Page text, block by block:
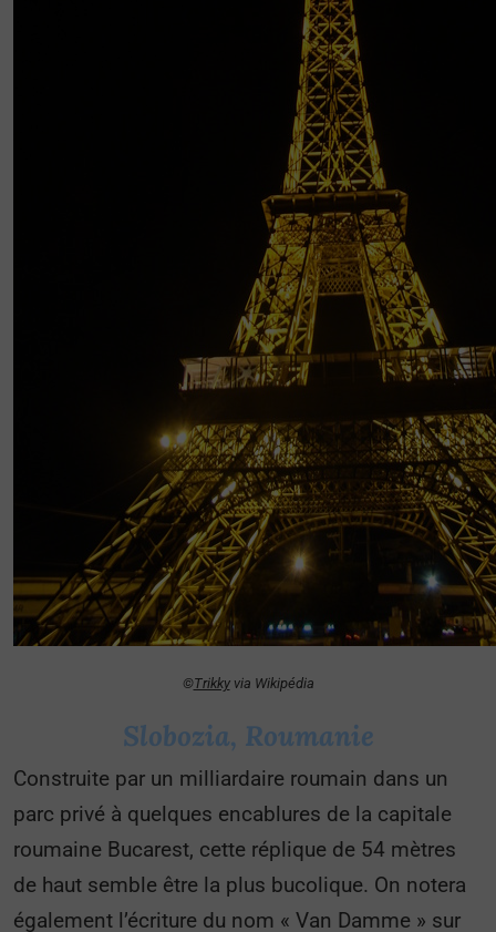
©Trikkyvia Wikipédia
Slobozia, Roumanie
Construite par un milliardaire roumain dans un
parc privé à quelques encablures de la capitale
roumaine Bucarest, cette réplique de 54 mètres
de haut semble être la plus bucolique. On notera
également l’écriture du nom « Van Damme » sur